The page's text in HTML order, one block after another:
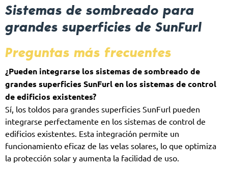
Sistemas de sombreado para
grandes superficies de SunFurl
Preguntas más frecuentes
¿Pueden integrarse los sistemas de sombreado de
grandes superficies SunFurl en los sistemas de control
de edificios existentes?
Sí, los toldos para grandes superficies SunFurl pueden
integrarse perfectamente en los sistemas de control de
edificios existentes. Esta integración permite un
funcionamiento eficaz de las velas solares, lo que optimiza
la protección solar y aumenta la facilidad de uso.